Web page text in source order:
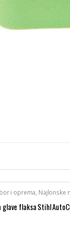
i oprema, Najlonske
glave flaksa Stihl